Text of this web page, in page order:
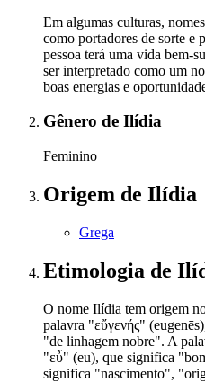
Em algumas culturas,
como portadores de sorte e
pessoa terá uma vida bem-
ser interpretado como um
boas energias e
Gênero de Ilídia
Feminino
Origem de Ilídia
Grega
Etimologia de
O nome Ilídia tem origem
palavra "εὔγενής"
"de linhagem nobre". A
"εὖ" (eu), que significa
significa "nascimento",